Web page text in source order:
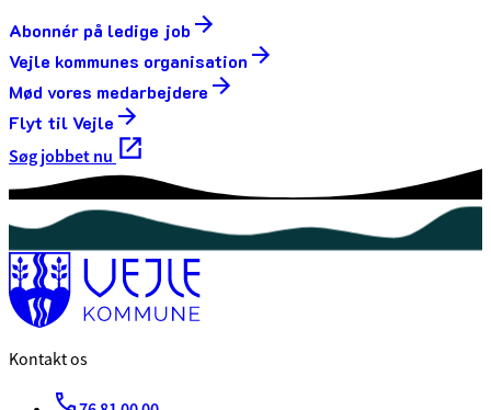
Abonnér på ledige job
Vejle kommunes organisation
Mød vores medarbejdere
Flyt til Vejle
Søg jobbet nu
Kontakt os